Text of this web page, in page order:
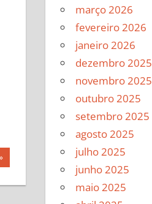
março 2026
fevereiro 2026
janeiro 2026
dezembro 2025
novembro 2025
outubro 2025
setembro 2025
agosto 2025
julho 2025
junho 2025
maio 2025